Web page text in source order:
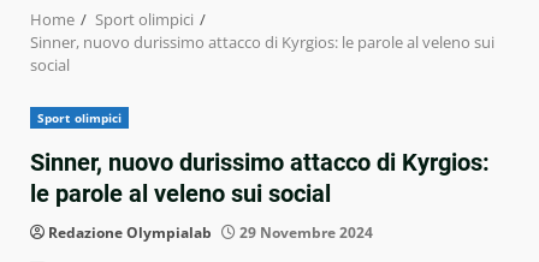
Home
Sport olimpici
Sinner, nuovo durissimo attacco di Kyrgios: le parole al veleno sui
social
Sport olimpici
Sinner, nuovo durissimo attacco di Kyrgios:
le parole al veleno sui social
Redazione Olympialab 29 Novembre 2024